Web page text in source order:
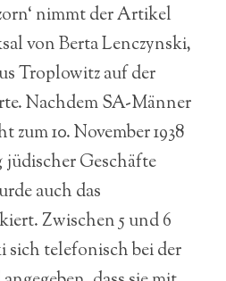
nimmt der Artikel
von Berta Lenczynski,
Troplowitz auf der
Nachdem SA-Männer
zum 10. November 1938
Geschäfte
auch das
Zwischen 5 und 6
sich telefonisch bei der